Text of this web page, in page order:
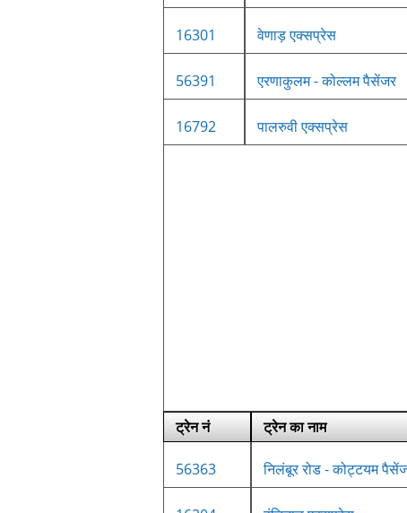
16301 वेणाड़ एक्सप्रेस
56391 एरणाकुलम - कोल्लम पैसेंजर
16792 पालरुवी एक्सप्रेस
ट्रेन नं ट्रेन का नाम
56363 निलंबूर रोड - कोट्टयम